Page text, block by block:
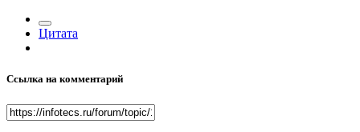
Цитата
Ссылка на комментарий